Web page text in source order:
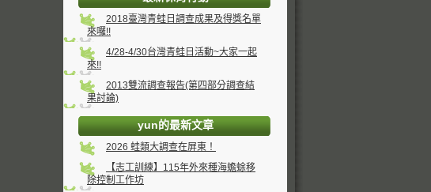
2018臺灣青蛙日調查成果及得獎名單
來囉!!
4/28-4/30台灣青蛙日活動~大家一起
來!!
2013雙流調查報告(第四部分調查結
果討論)
yun的最新文章
2026 蛙類大調查在屏東！
【志工訓練】115年外來種海蟾蜍移
除控制工作坊